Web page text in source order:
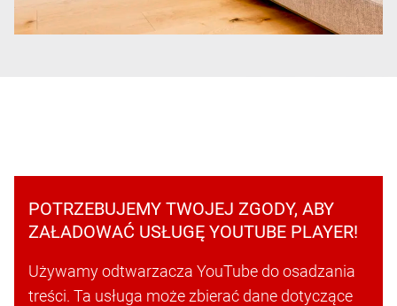
POTRZEBUJEMY TWOJEJ ZGODY, ABY
ZAŁADOWAĆ USŁUGĘ YOUTUBE PLAYER!
Używamy odtwarzacza YouTube do osadzania
treści. Ta usługa może zbierać dane dotyczące